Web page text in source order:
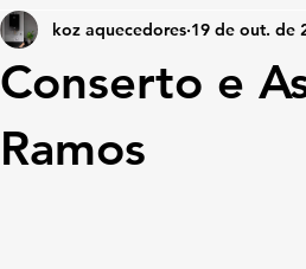
Conserto e
Ramos
koz aquecedores 19 de out. de